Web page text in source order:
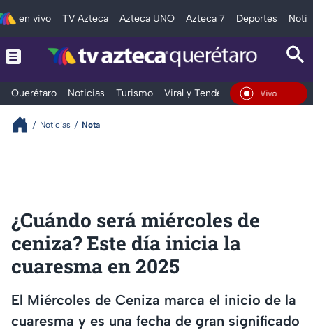
en vivo TV Azteca Azteca UNO Azteca 7 Deportes
Querétaro Noticias Turismo Viral y Tendencia Clima
En Vivo
Noticias Nota
¿Cuándo será miércoles de
ceniza? Este día inicia la
cuaresma en 2025
El Miércoles de Ceniza marca el inicio de la
cuaresma y es una fecha de gran significado